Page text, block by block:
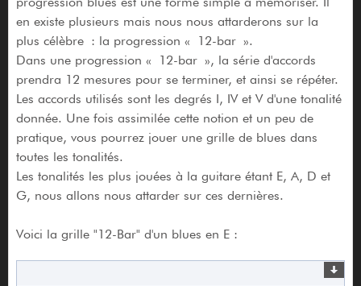
en existe plusieurs mais nous nous attarderons sur la
plus célèbre : la progression « 12-bar ».
Dans une progression « 12-bar », la série d'accords
prendra 12 mesures pour se terminer, et ainsi se répéter.
Les accords utilisés sont les degrés I, IV et V d'une tonalité
donnée. Une fois assimilée cette notion et un peu de
pratique, vous pourrez jouer une grille de blues dans
toutes les tonalités.
Les tonalités les plus jouées à la guitare étant E, A, D et
G, nous allons nous attarder sur ces dernières.
Voici la grille "12-Bar" d'un blues en E :